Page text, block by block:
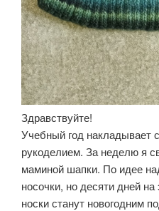
Здравствуйте!
Учебный год накладывает
рукоделием. За неделю я
маминой шапки. По идее
носочки, но десяти дней
носки станут новогодним